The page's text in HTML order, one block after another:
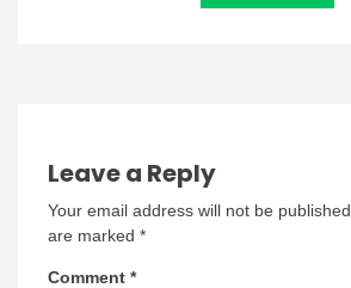
Leave a Reply
Your email address will not be published.
are marked *
Comment *